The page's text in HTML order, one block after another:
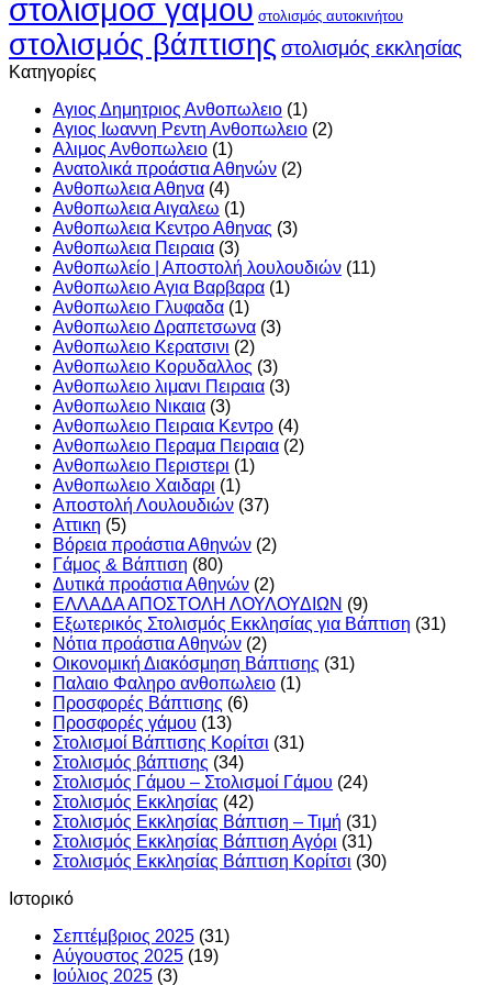
στολισμοσ γαμου στολισμός αυτοκινήτου
στολισμός βάπτισης στολισμός εκκλησίας
Kατηγορίες
Αγιος Δημητριος Ανθοπωλειο (1)
Αγιος Ιωαννη Ρεντη Ανθοπωλειο (2)
Αλιμος Ανθοπωλειο (1)
Ανατολικά προάστια Αθηνών (2)
Ανθοπωλεια Αθηνα (4)
Ανθοπωλεια Αιγαλεω (1)
Ανθοπωλεια Κεντρο Αθηνας (3)
Ανθοπωλεια Πειραια (3)
Ανθοπωλείο | Αποστολή λουλουδιών (11)
Ανθοπωλειο Αγια Βαρβαρα (1)
Ανθοπωλειο Γλυφαδα (1)
Ανθοπωλειο Δραπετσωνα (3)
Ανθοπωλειο Κερατσινι (2)
Ανθοπωλειο Κορυδαλλος (3)
Ανθοπωλειο λιμανι Πειραια (3)
Ανθοπωλειο Νικαια (3)
Ανθοπωλειο Πειραια Κεντρο (4)
Ανθοπωλειο Περαμα Πειραια (2)
Ανθοπωλειο Περιστερι (1)
Ανθοπωλειο Χαιδαρι (1)
Αποστολή Λουλουδιών (37)
Αττικη (5)
Βόρεια προάστια Αθηνών (2)
Γάμος & Βάπτιση (80)
Δυτικά προάστια Αθηνών (2)
ΕΛΛΑΔΑ ΑΠΟΣΤΟΛΗ ΛΟΥΛΟΥΔΙΩΝ (9)
Εξωτερικός Στολισμός Εκκλησίας για Βάπτιση (31)
Νότια προάστια Αθηνών (2)
Οικονομική Διακόσμηση Βάπτισης (31)
Παλαιο Φαληρο ανθοπωλειο (1)
Προσφορές Βάπτισης (6)
Προσφορές γάμου (13)
Στολισμοί Βάπτισης Κορίτσι (31)
Στολισμός βάπτισης (34)
Στολισμός Γάμου – Στολισμοί Γάμου (24)
Στολισμός Εκκλησίας (42)
Στολισμός Εκκλησίας Βάπτιση – Τιμή (31)
Στολισμός Εκκλησίας Βάπτιση Αγόρι (31)
Στολισμός Εκκλησίας Βάπτιση Κορίτσι (30)
Ιστορικό
Σεπτέμβριος 2025 (31)
Αύγουστος 2025 (19)
Ιούλιος 2025 (3)